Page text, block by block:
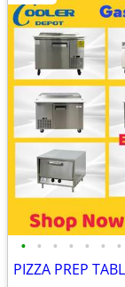
• • • • • • •